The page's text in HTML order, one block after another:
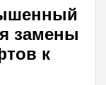
замены
к